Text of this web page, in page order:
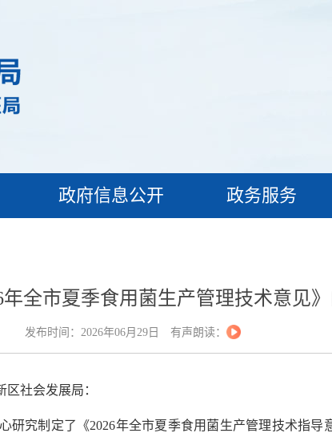
政府信息公开 政务服务
年全市夏季食用菌生产管理技术意见
发布时间：2026年06月29日 有声朗读：
社会发展局：
研究制定了《2026年全市夏季食用菌生产管理技术指